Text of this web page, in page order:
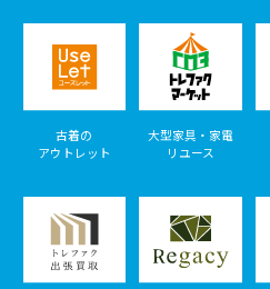
古着の
アウトレット
大型家具・家電
リユース